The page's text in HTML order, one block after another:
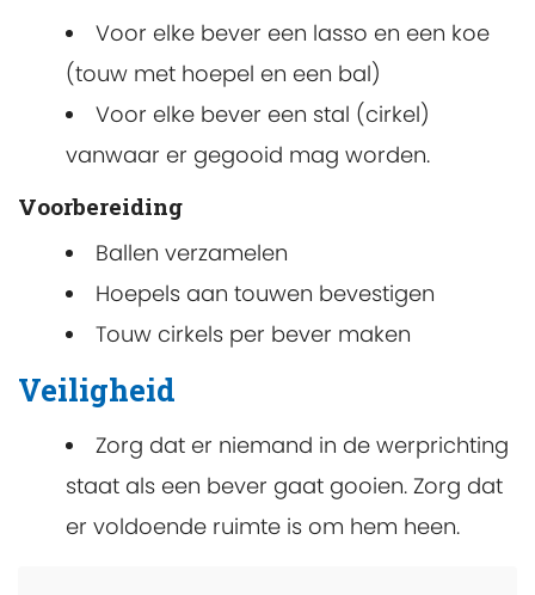
Voor elke bever een lasso en een koe
(touw met hoepel en een bal)
Voor elke bever een stal (cirkel)
vanwaar er gegooid mag worden.
Voorbereiding
Ballen verzamelen
Hoepels aan touwen bevestigen
Touw cirkels per bever maken
Veiligheid
Zorg dat er niemand in de werprichting
staat als een bever gaat gooien. Zorg dat
er voldoende ruimte is om hem heen.